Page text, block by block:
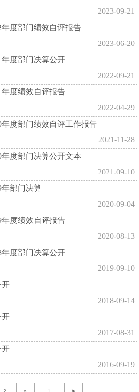
2023-09-21
度部门绩效自评报告
2023-06-20
年度部门决算公开
2022-09-21
年度绩效自评报告
2022-04-29
度部门绩效自评工作报告
2021-11-28
度部门决算公开文本
2021-09-10
年部门决算
2020-09-04
年度绩效自评报告
2020-08-13
年度部门决算公开
2019-09-10
开
2018-09-14
开
2017-08-31
开
2016-09-19
2 » ➤